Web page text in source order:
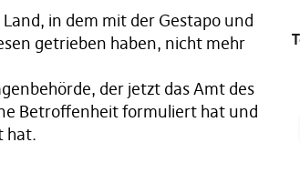
in dem mit der Gestapo und
getrieben haben, nicht mehr
der jetzt das Amt des
Betroffenheit formuliert hat und
hat.